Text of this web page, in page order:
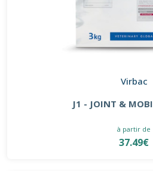
Virbac
J1 - JOINT &
à partir de
37.49€